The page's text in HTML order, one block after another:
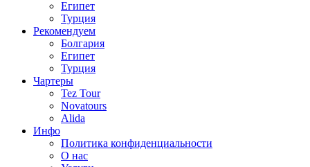
Египет
Турция
Рекомендуем
Болгария
Египет
Турция
Чартеры
Tez Tour
Novatours
Alida
Инфо
Политика конфиденциальности
О нас